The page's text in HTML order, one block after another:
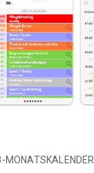
MONATSKALENDER